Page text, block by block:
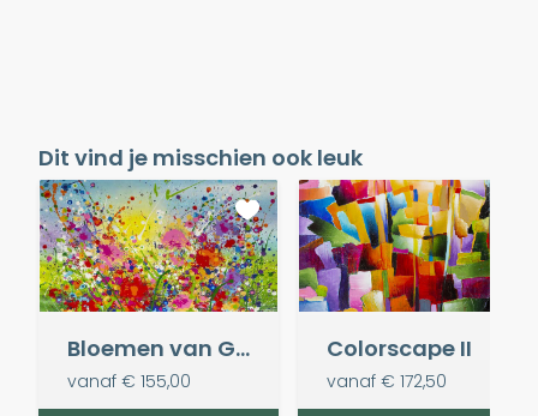
Dit vind je misschien ook leuk
Bloemen van Geluk
vanaf € 155,00
Colorscape II
vanaf € 172,50